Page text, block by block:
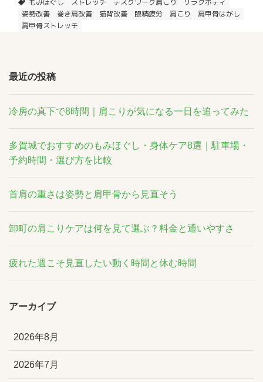
もみほぐし
ストレッチ デスクワーク肩こり
リラクボディ
姿勢改善
巻き肩改善 猫背改善 眼精疲労 肩こり
肩甲骨はがし
肩甲骨ストレッチ
最近の投稿
冷房の真下で8時間｜肩こりが気になる一日を追ってみた
多賀城でおすすめのもみほぐし・身体ケア8選｜駐車場・
予約時間・選び方を比較
首肩の重さは姿勢と肩甲骨から見直そう
卸町の肩こりケアは何を見て選ぶ？料金と通いやすさ
疲れた週こそ見直したい動く時間と休む時間
アーカイブ
2026年8月
2026年7月